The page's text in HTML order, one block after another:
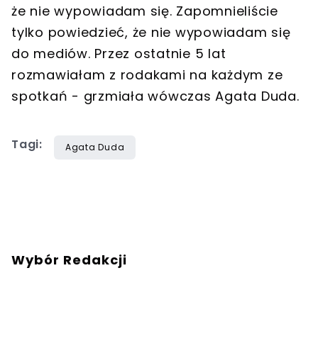
że nie wypowiadam się. Zapomnieliście
tylko powiedzieć, że nie wypowiadam się
do mediów. Przez ostatnie 5 lat
rozmawiałam z rodakami na każdym ze
spotkań - grzmiała wówczas Agata Duda.
Tagi: Agata Duda
Wybór Redakcji